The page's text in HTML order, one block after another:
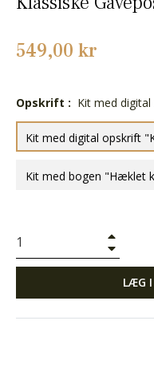
Normalpris
549,00 kr
Opskrift : Kit med
Kit med digital opskrift
Kit med bogen "Hæklet
LÆG